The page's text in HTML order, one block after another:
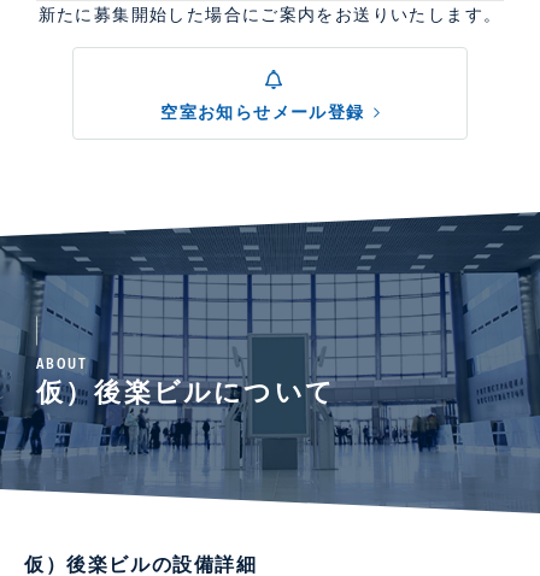
新たに募集開始した場合にご案内をお送りいたします。
空室お知らせメール登録
ABOUT
仮）後楽ビルについて
仮）後楽ビルの設備詳細